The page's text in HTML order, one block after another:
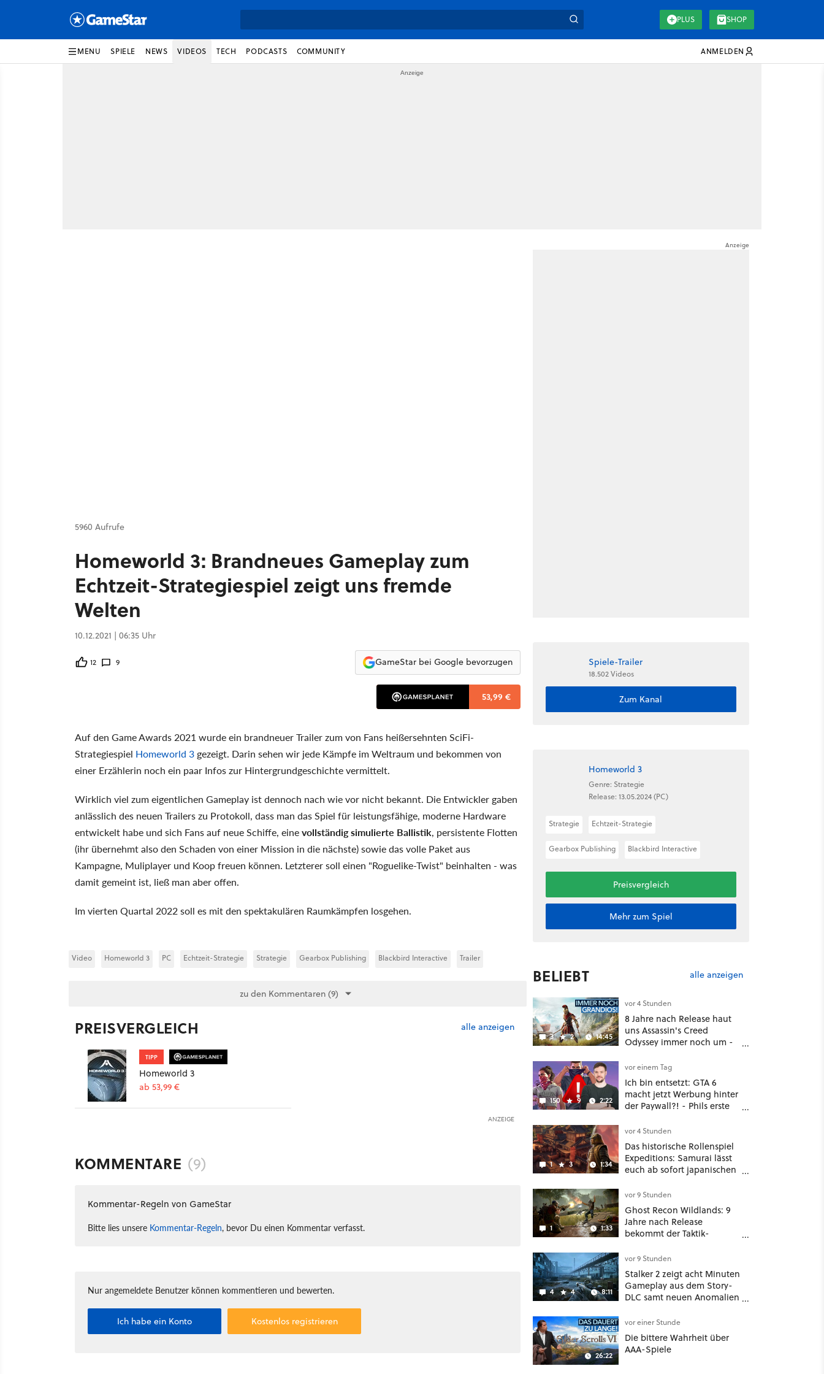
PLUS SHOP
MENU SPIELE NEWS VIDEOS TECH PODCASTS COMMUNITY ANMELDEN
5960 Aufrufe
Homeworld 3: Brandneues Gameplay zum
Echtzeit-Strategiespiel zeigt uns fremde
Welten
10.12.2021 | 06:35 Uhr
12 9 GameStar bei Google bevorzugen
53,99 €
Auf den Game Awards 2021 wurde ein brandneuer Trailer zum von Fans heißersehnten SciFi-
Strategiespiel Homeworld 3 gezeigt. Darin sehen wir jede Kämpfe im Weltraum und bekommen von
einer Erzählerin noch ein paar Infos zur Hintergrundgeschichte vermittelt.
Wirklich viel zum eigentlichen Gameplay ist dennoch nach wie vor nicht bekannt. Die Entwickler gaben
anlässlich des neuen Trailers zu Protokoll, dass man das Spiel für leistungsfähige, moderne Hardware
entwickelt habe und sich Fans auf neue Schiffe, einevollständig simulierte Ballistik, persistente Flotten
(ihr übernehmt also den Schaden von einer Mission in die nächste) sowie das volle Paket aus
Kampagne, Muliplayer und Koop freuen können. Letzterer soll einen "Roguelike-Twist" beinhalten - was
damit gemeint ist, ließ man aber offen.
Im vierten Quartal 2022 soll es mit den spektakulären Raumkämpfen losgehen.
Video Homeworld 3 PC Echtzeit-Strategie Strategie Gearbox Publishing Blackbird Interactive Trailer
zu den Kommentaren (9)
PREISVERGLEICH alle anzeigen
TIPP
Homeworld 3
ab 53,99 €
ANZEIGE
KOMMENTARE (9)
Kommentar-Regeln von GameStar
Bitte lies unsere Kommentar-Regeln, bevor Du einen Kommentar verfasst.
Nur angemeldete Benutzer können kommentieren und bewerten.
Ich habe ein Konto Kostenlos registrieren
Spiele-Trailer
18.502 Videos
Zum Kanal
Homeworld 3
Genre: Strategie
Release: 13.05.2024 (PC)
Strategie Echtzeit-Strategie
Gearbox Publishing Blackbird Interactive
Preisvergleich
Mehr zum Spiel
BELIEBT alle anzeigen
3 2 14:45
vor 4 Stunden
8 Jahre nach Release haut
uns Assassin's Creed
Odyssey immer noch um -
150 9 2:22
vor einem Tag
Ich bin entsetzt: GTA 6
macht jetzt Werbung hinter
der Paywall?! - Phils erste
Deal
1 3 1:34
vor 4 Stunden
Das historische Rollenspiel
Expeditions: Samurai lässt
euch ab sofort japanischen
wahlweise mit Gewalt oder
Diplomatie
1 1:33
vor 9 Stunden
Ghost Recon Wildlands: 9
Jahre nach Release
bekommt der Taktik-
nochmal ein dickes Update
4 4 8:11
vor 9 Stunden
Stalker 2 zeigt acht Minuten
Gameplay aus dem Story-
DLC samt neuen Anomalien
26:22
vor einer Stunde
Die bittere Wahrheit über
AAA-Spiele